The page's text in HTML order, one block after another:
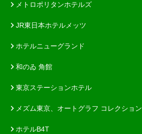
メトロポリタンホテルズ
JR東日本ホテルメッツ
ホテルニューグランド
和のゐ 角館
東京ステーションホテル
メズム東京、オートグラフ コレクション
ホテルB4T